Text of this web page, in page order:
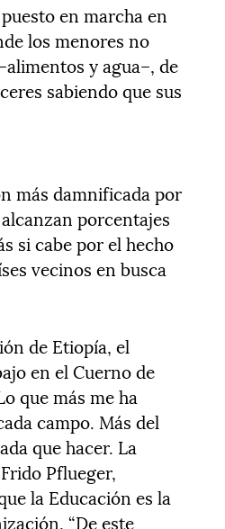
en marcha en
los menores no
y agua–, de
sabiendo que sus
más damnificada por
porcentajes
si cabe por el hecho
vecinos en busca
de Etiopía, el
en el Cuerno de
que más me ha
campo. Más del
que hacer. La
Pflueger,
la Educación es la
“De este